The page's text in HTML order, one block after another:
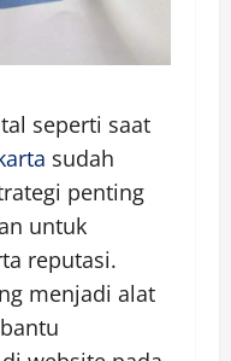
seperti saat
sudah
penting
untuk
reputasi.
menjadi alat